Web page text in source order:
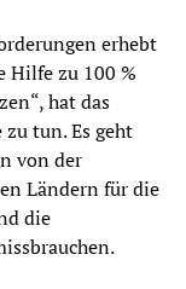
erhebt
Hilfe zu 100 %
hat das
tun. Es geht
von der
Ländern für die
die